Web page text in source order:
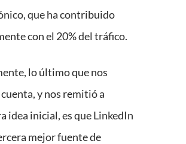
que ha contribuido
con el 20% del tráfico.
lo último que nos
y nos remitió a
idea inicial, es que LinkedIn
mejor fuente de